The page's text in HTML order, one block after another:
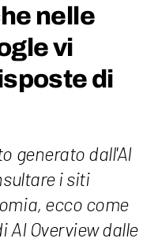
nelle
vi
di
generato dall'AI
i siti
ecco come
AI Overview dalle